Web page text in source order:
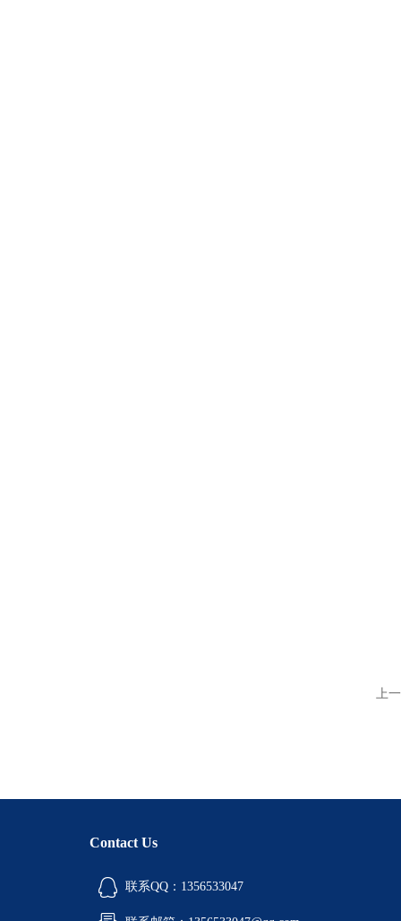
上
Contact Us
联系QQ：1356533047